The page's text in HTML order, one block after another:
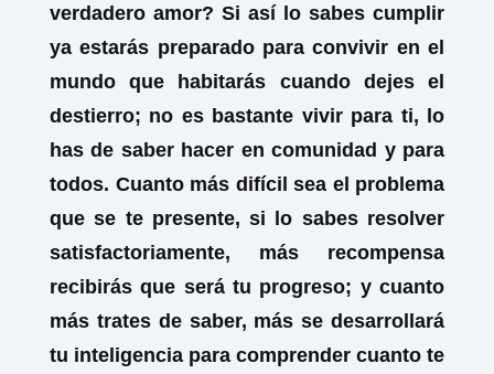
verdadero amor? Si así lo sabes cumplir
ya estarás preparado para convivir en el
mundo que habitarás cuando dejes el
destierro; no es bastante vivir para ti, lo
has de saber hacer en comunidad y para
todos. Cuanto más difícil sea el problema
que se te presente, si lo sabes resolver
satisfactoriamente, más recompensa
recibirás que será tu progreso; y cuanto
más trates de saber, más se desarrollará
tu inteligencia para comprender cuanto te